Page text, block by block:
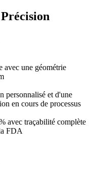
avec une géométrie
personnalisé et d'une
en cours de processus
avec traçabilité complète
FDA